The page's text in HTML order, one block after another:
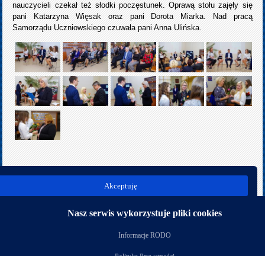
nauczycieli czekał też słodki poczęstunek. Oprawą stołu zajęły się
pani Katarzyna Więsak oraz pani Dorota Miarka. Nad pracą
Samorządu Uczniowskiego czuwała pani Anna Ulińska.
poprz.
Kategoria:Rok szkolny 2018/2019
Akceptuję
Nasz serwis wykorzystuje pliki cookies
Informacje RODO